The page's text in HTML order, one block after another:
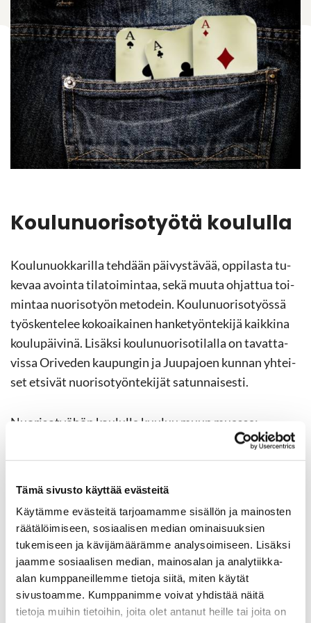
Tämä sivusto käyttää evästeitä
Käytämme evästeitä tarjoamamme sisällön ja mainosten
räätälöimiseen, sosiaalisen median ominaisuuksien
tukemiseen ja kävijämäärämme analysoimiseen. Lisäksi
jaamme sosiaalisen median, mainosalan ja analytiikka-
alan kumppaneillemme tietoja siitä, miten käytät
sivustoamme. Kumppanimme voivat yhdistää näitä
tietoja muihin tietoihin, joita olet antanut heille tai joita on
Kou­lu­nuo­ri­so­työ­tä kou­lul­la
Kou­lu­nuok­ka­ril­la teh­dään päi­vys­tä­vää, op­pi­las­ta tu­
ke­vaa avoin­ta ti­la­toi­min­taa, sekä muuta oh­jat­tua toi­
min­taa nuo­ri­so­työn me­to­dein. Kou­lu­nuo­ri­so­työs­sä
työs­ken­te­lee ko­koai­kai­nen han­ke­työn­te­ki­jä kaik­ki­na
kou­lu­päi­vi­nä. Li­säk­si kou­lu­nuo­ri­so­ti­lal­la on ta­vat­ta­
vis­sa Ori­ve­den kau­pun­gin ja Juu­pa­joen kun­nan yh­tei­
set et­si­vät nuo­ri­so­työn­te­ki­jät sa­tun­nai­ses­ti.
Nuo­ri­so­työ­hön kou­lul­la kuu­luu muun muas­sa:
Va­paa­muo­tois­ta kes­kus­te­lua­pua ja op­pi­laan tu­
Kasvatus-​ ja va­lis­tus­toi­min­taa eri tee­ma­si­säl­löin
Oh­jat­tua vä­li­tun­ti­toi­min­taa
Kou­lun yh­tei­söl­li­syy­den tu­ke­mis­ta
Yh­teis­työ hen­ki­lös­tön ja per­hei­den kans­sa